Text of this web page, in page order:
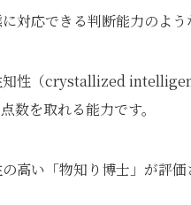
対応できる判断能力のよう
性（crystallized
数を取れる能力です。
高い「物知り博士」が評